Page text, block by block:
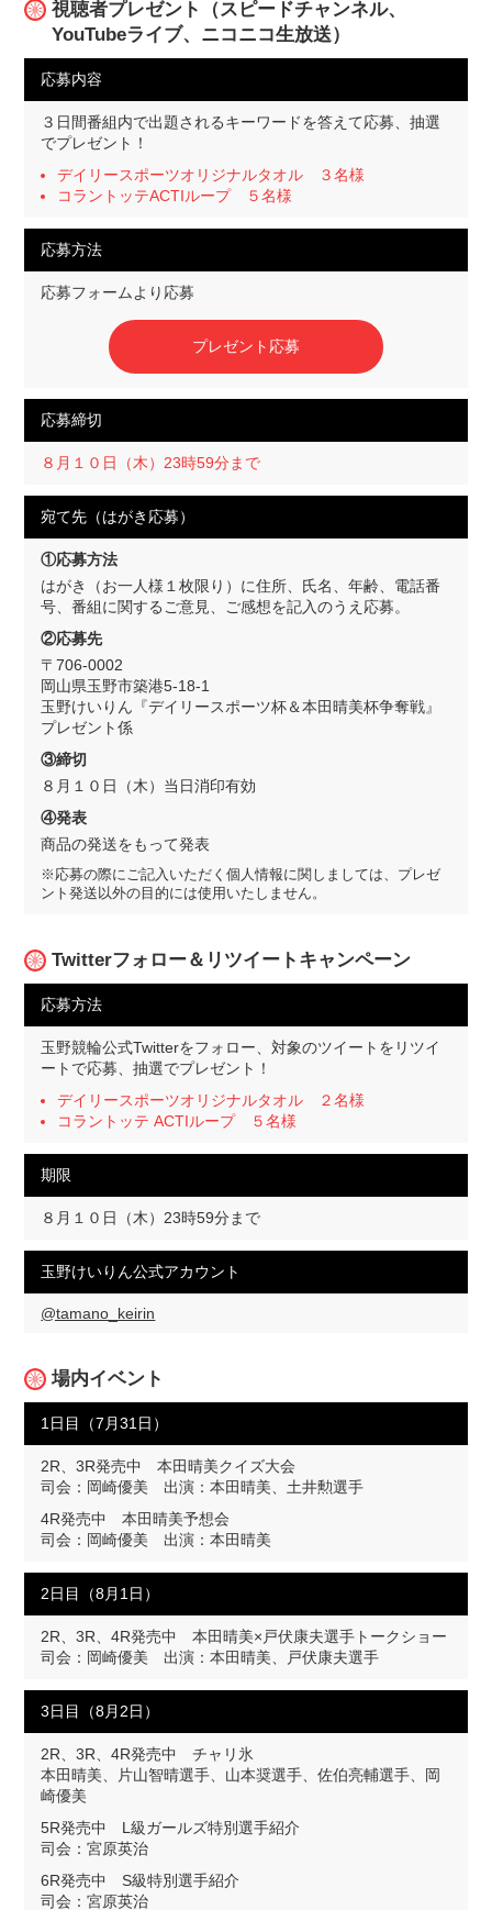
視聴者プレゼント（スピードチャンネル、
YouTubeライブ、ニコニコ生放送）
応募内容
３日間番組内で出題されるキーワードを答えて応募、抽選
でプレゼント！
デイリースポーツオリジナルタオル ３名様
コラントッテACTIループ ５名様
応募方法
応募フォームより応募
プレゼント応募
応募締切
８月１０日（木）23時59分まで
宛て先（はがき応募）
①応募方法
はがき（お一人様１枚限り）に住所、氏名、年齢、電話番
号、番組に関するご意見、ご感想を記入のうえ応募。
②応募先
〒706-0002
岡山県玉野市築港5-18-1
玉野けいりん『デイリースポーツ杯＆本田晴美杯争奪戦』
プレゼント係
③締切
８月１０日（木）当日消印有効
④発表
商品の発送をもって発表
※応募の際にご記入いただく個人情報に関しましては、プレゼ
ント発送以外の目的には使用いたしません。
Twitterフォロー＆リツイートキャンペーン
応募方法
玉野競輪公式Twitterをフォロー、対象のツイートをリツイ
ートで応募、抽選でプレゼント！
デイリースポーツオリジナルタオル ２名様
コラントッテ ACTIループ ５名様
期限
８月１０日（木）23時59分まで
玉野けいりん公式アカウント
@tamano_keirin
場内イベント
1日目（7月31日）
2R、3R発売中 本田晴美クイズ大会
司会：岡崎優美 出演：本田晴美、土井勲選手
4R発売中 本田晴美予想会
司会：岡崎優美 出演：本田晴美
2日目（8月1日）
2R、3R、4R発売中 本田晴美×戸伏康夫選手トークショー
司会：岡崎優美 出演：本田晴美、戸伏康夫選手
3日目（8月2日）
2R、3R、4R発売中 チャリ氷
本田晴美、片山智晴選手、山本奨選手、佐伯亮輔選手、岡
崎優美
5R発売中 L級ガールズ特別選手紹介
司会：宮原英治
6R発売中 S級特別選手紹介
司会：宮原英治